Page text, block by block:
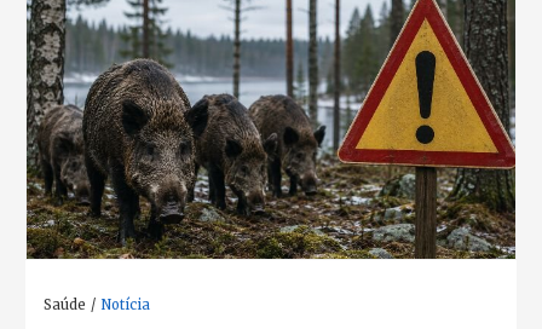
Saúde Notícia